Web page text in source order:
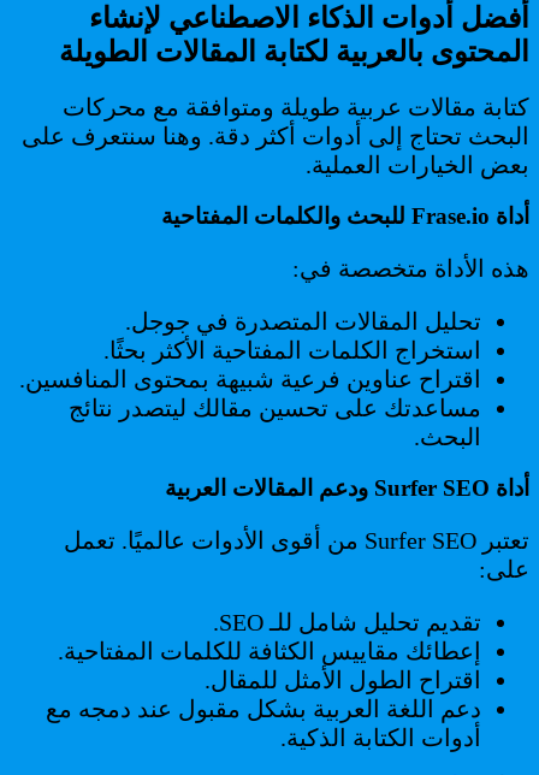
أفضل أدوات الذكاء الاصطناعي لإنشاء
المحتوى بالعربية لكتابة المقالات الطويلة
كتابة مقالات عربية طويلة ومتوافقة مع محركات
البحث تحتاج إلى أدوات أكثر دقة. وهنا سنتعرف على
بعض الخيارات العملية.
أداة Frase.io للبحث والكلمات المفتاحية
هذه الأداة متخصصة في:
تحليل المقالات المتصدرة في جوجل.
استخراج الكلمات المفتاحية الأكثر بحثًا.
اقتراح عناوين فرعية شبيهة بمحتوى المنافسين.
مساعدتك على تحسين مقالك ليتصدر نتائج
البحث.
أداة Surfer SEO ودعم المقالات العربية
تعتبر Surfer SEO من أقوى الأدوات عالميًا. تعمل
على:
تقديم تحليل شامل للـ SEO.
إعطائك مقاييس الكثافة للكلمات المفتاحية.
اقتراح الطول الأمثل للمقال.
دعم اللغة العربية بشكل مقبول عند دمجه مع
أدوات الكتابة الذكية.